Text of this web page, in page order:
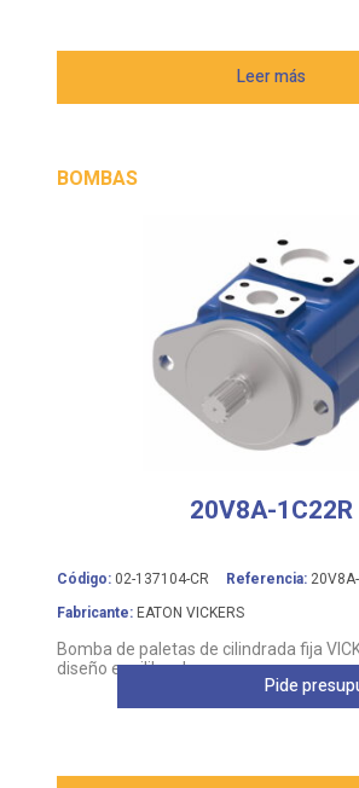
Leer más
BOMBAS
20V8A-1C22R
Código: 02-137104-CR Referencia:
Fabricante: EATON VICKERS
Bomba de paletas de cilindrada fija
diseño equilibrado
Pide